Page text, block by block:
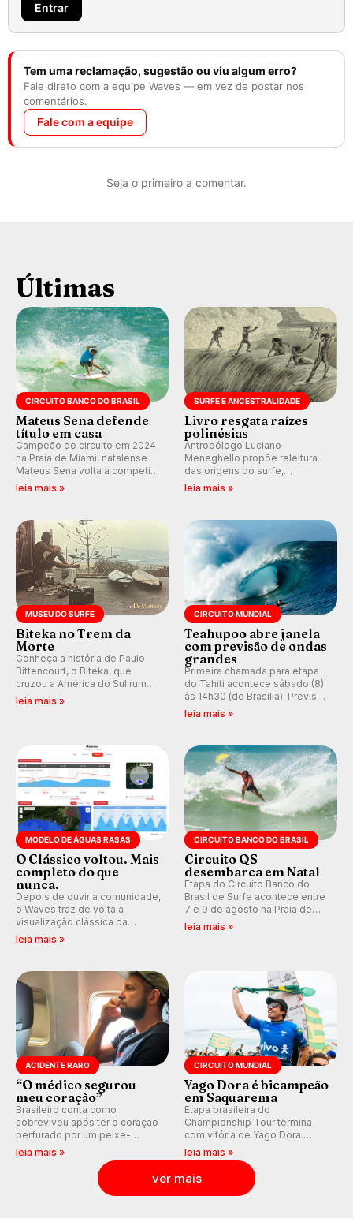
Entrar
Tem uma reclamação, sugestão ou viu algum erro?
Fale direto com a equipe Waves — em vez de postar nos
comentários.
Fale com a equipe
Seja o primeiro a comentar.
Últimas
CIRCUITO BANCO DO BRASIL
Mateus Sena defende
título em casa
Campeão do circuito em 2024
na Praia de Miami, natalense
Mateus Sena volta a competir
em casa em busca de manter a
leia mais »
SURFE E ANCESTRALIDADE
Livro resgata raízes
polinésias
Antropólogo Luciano
Meneghello propõe releitura
das origens do surfe,
resgatando a cultura polinésia
prática em esporte e indústria.
leia mais »
MUSEU DO SURFE
Biteka no Trem da
Morte
Conheça a história de Paulo
Bittencourt, o Biteka, que
cruzou a América do Sul rumo
ao Pacífico em uma jornada
leia mais »
CIRCUITO MUNDIAL
Teahupoo abre janela
com previsão de ondas
grandes
Primeira chamada para etapa
do Tahiti acontece sábado (8)
às 14h30 (de Brasília). Previsão
indica swell consistente.
Kelly Slater convidado.
leia mais »
MODELO DE ÁGUAS RASAS
O Clássico voltou. Mais
completo do que
nunca.
Depois de ouvir a comunidade,
o Waves traz de volta a
visualização clássica da
previsão de águas rasas,
ondas para até 16 dias.
leia mais »
CIRCUITO BANCO DO BRASIL
Circuito QS
desembarca em Natal
Etapa do Circuito Banco do
Brasil de Surfe acontece entre
7 e 9 de agosto na Praia de
Miami (RN), em disputas
leia mais »
ACIDENTE RARO
“O médico segurou
meu coração”
Brasileiro conta como
sobreviveu após ter o coração
perfurado por um peixe-
agulha enquanto surfava na
leia mais »
CIRCUITO MUNDIAL
Yago Dora é bicampeão
em Saquarema
Etapa brasileira do
Championship Tour termina
com vitória de Yago Dora.
Sawyer Lindblad vence entre
as mulheres e Leonardo
Fioravanti assume liderança do
ranking mundial da WSL, na
etapa de Saquarema.
leia mais »
ver mais